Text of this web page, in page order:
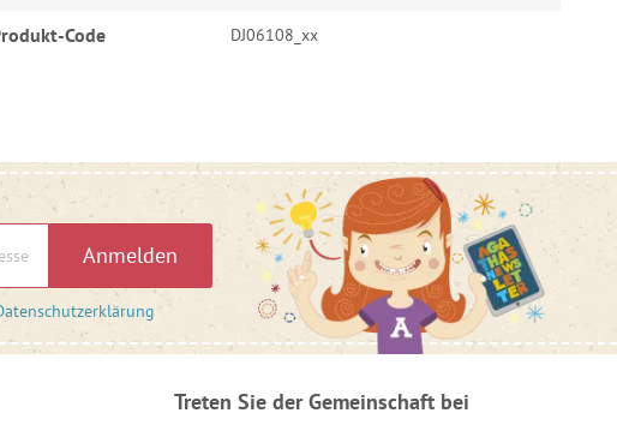
Code DJ06108_xx
Anmelden
Treten Sie der Gemeinschaft bei